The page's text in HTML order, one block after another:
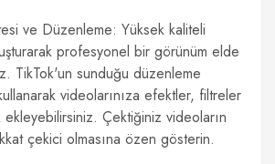
ve Düzenleme: Yüksek kaliteli
profesyonel bir görünüm elde
TikTok'un sunduğu düzenleme
videolarınıza efektler, filtreler
ekleyebilirsiniz. Çektiğiniz videoların
çekici olmasına özen gösterin.